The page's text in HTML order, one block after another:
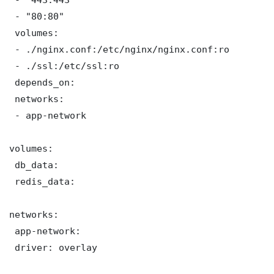
- "80:80"
volumes:
- ./nginx.conf:/etc/nginx/nginx.conf:ro
- ./ssl:/etc/ssl:ro
depends_on:
networks:
- app-network
volumes:
db_data:
redis_data:
networks:
app-network:
driver: overlay